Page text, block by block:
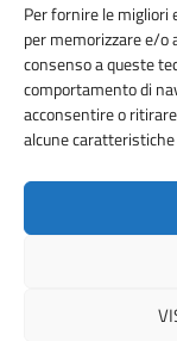
Per fornire le migliori
per memorizzare e/o
consenso a queste
comportamento di
acconsentire o
alcune
Facebook
LinkedIn
YouTube
AMMINISTRAZIONE